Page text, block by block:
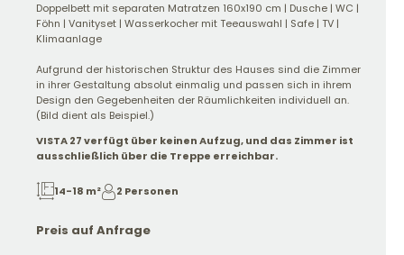
Doppelbett mit separaten Matratzen 160x190 cm | Dusche | WC |
Föhn | Vanityset | Wasserkocher mit Teeauswahl | Safe | TV |
Klimaanlage
Aufgrund der historischen Struktur des Hauses sind die Zimmer
in ihrer Gestaltung absolut einmalig und passen sich in ihrem
Design den Gegebenheiten der Räumlichkeiten individuell an.
(Bild dient als Beispiel.)
VISTA 27 verfügt über keinen Aufzug, und das Zimmer ist
ausschließlich über die Treppe erreichbar.
14-18 m² 2 Personen
Preis auf Anfrage